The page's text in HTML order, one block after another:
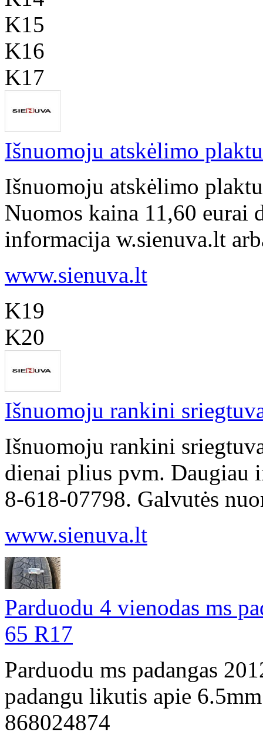
K15
K16
K17
Išnuomoju atskėlimo
Išnuomoju atskėlimo
Nuomos kaina 11,60 eurai
informacija w.sienuva.lt
www.sienuva.lt
K19
K20
Išnuomoju rankini
Išnuomoju rankini
dienai plius pvm. Daugiau
8-618-07798. Galvutės
www.sienuva.lt
Parduodu 4 vienodas ms
65 R17
Parduodu ms padangas
padangu likutis apie
868024874